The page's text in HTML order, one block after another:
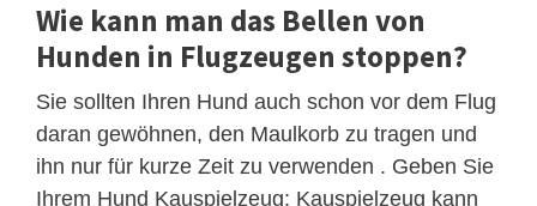
Wie kann man das Bellen von
Hunden in Flugzeugen stoppen?
Sie sollten Ihren Hund auch schon vor dem Flug
daran gewöhnen, den Maulkorb zu tragen und
ihn nur für kurze Zeit zu verwenden . Geben Sie
Ihrem Hund Kauspielzeug: Kauspielzeug kann